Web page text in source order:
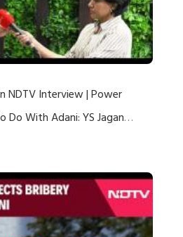
NDTV Interview | Power
Do With Adani: YS Jagan